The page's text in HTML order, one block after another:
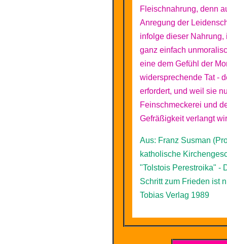
Fleischnahrung, denn
Anregung der
infolge dieser Nahrung,
ganz einfach
eine dem Gefühl der
widersprechende Tat -
erfordert, und weil sie
Feinschmeckerei und
Gefräßigkeit verlangt
Aus: Franz Susman
katholische
"Tolstois Perestroika" -
Schritt zum Frieden ist
Tobias Verlag 1989